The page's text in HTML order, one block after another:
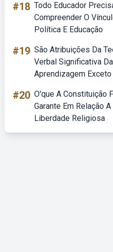
#18 Todo Educador
Compreender O
Política E Educação
#19 São Atribuições Da
Verbal Significativa Da
Aprendizagem Exceto
#20 O'que A Constituição
Garante Em Relação A
Liberdade Religiosa